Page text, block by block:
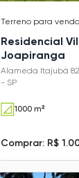
Terreno para
Residencial
Joapiranga
Alameda Itajubá
- SP
1000 m²
Comprar: R$